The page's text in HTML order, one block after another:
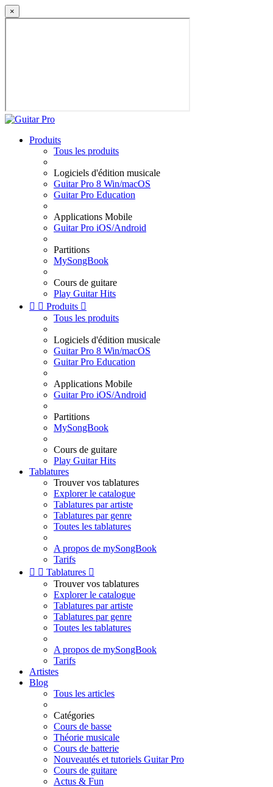
×
Produits
Tous les produits
Logiciels d'édition musicale
Guitar Pro 8 Win/macOS
Guitar Pro Education
Applications Mobile
Guitar Pro iOS/Android
Partitions
MySongBook
Cours de guitare
Play Guitar Hits
  Produits 
Tous les produits
Logiciels d'édition musicale
Guitar Pro 8 Win/macOS
Guitar Pro Education
Applications Mobile
Guitar Pro iOS/Android
Partitions
MySongBook
Cours de guitare
Play Guitar Hits
Tablatures
Trouver vos tablatures
Explorer le catalogue
Tablatures par artiste
Tablatures par genre
Toutes les tablatures
A propos de mySongBook
Tarifs
  Tablatures 
Trouver vos tablatures
Explorer le catalogue
Tablatures par artiste
Tablatures par genre
Toutes les tablatures
A propos de mySongBook
Tarifs
Artistes
Blog
Tous les articles
Catégories
Cours de basse
Théorie musicale
Cours de batterie
Nouveautés et tutoriels Guitar Pro
Cours de guitare
Actus & Fun